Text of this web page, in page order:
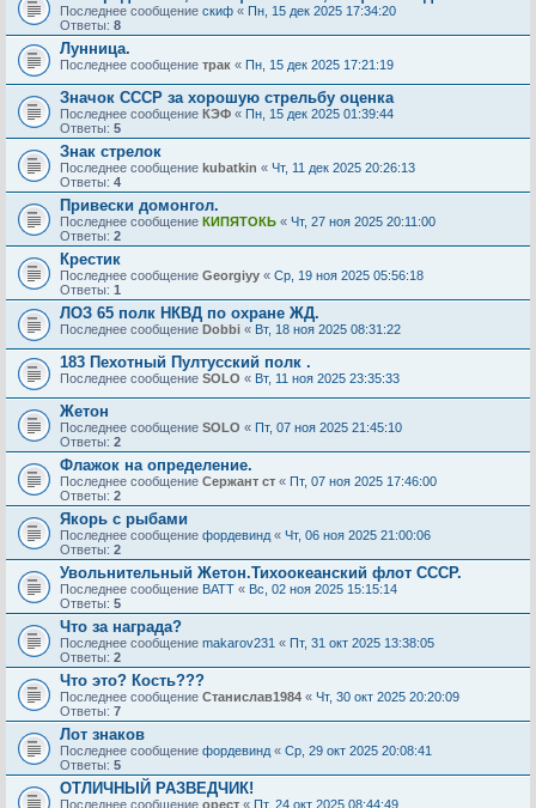
Последнее сообщение скиф « Пн, 15 дек 2025 17:34:20
Ответы: 8
Лунница.
Последнее сообщение трак « Пн, 15 дек 2025 17:21:19
Значок СССР за хорошую стрельбу оценка
Последнее сообщение КЭФ « Пн, 15 дек 2025 01:39:44
Ответы: 5
Знак стрелок
Последнее сообщение kubatkin « Чт, 11 дек 2025 20:26:13
Ответы: 4
Привески домонгол.
Последнее сообщение КИПЯТОКЬ « Чт, 27 ноя 2025 20:11:00
Ответы: 2
Крестик
Последнее сообщение Georgiyy « Ср, 19 ноя 2025 05:56:18
Ответы: 1
ЛОЗ 65 полк НКВД по охране ЖД.
Последнее сообщение Dobbi « Вт, 18 ноя 2025 08:31:22
183 Пехотный Пултусский полк .
Последнее сообщение SOLO « Вт, 11 ноя 2025 23:35:33
Жетон
Последнее сообщение SOLO « Пт, 07 ноя 2025 21:45:10
Ответы: 2
Флажок на определение.
Последнее сообщение Сержант ст « Пт, 07 ноя 2025 17:46:00
Ответы: 2
Якорь с рыбами
Последнее сообщение фордевинд « Чт, 06 ноя 2025 21:00:06
Ответы: 2
Увольнительный Жетон.Тихоокеанский флот СССР.
Последнее сообщение BATT « Вс, 02 ноя 2025 15:15:14
Ответы: 5
Что за награда?
Последнее сообщение makarov231 « Пт, 31 окт 2025 13:38:05
Ответы: 2
Что это? Кость???
Последнее сообщение Станислав1984 « Чт, 30 окт 2025 20:20:09
Ответы: 7
Лот знаков
Последнее сообщение фордевинд « Ср, 29 окт 2025 20:08:41
Ответы: 5
ОТЛИЧНЫЙ РАЗВЕДЧИК!
Последнее сообщение орест « Пт, 24 окт 2025 08:44:49